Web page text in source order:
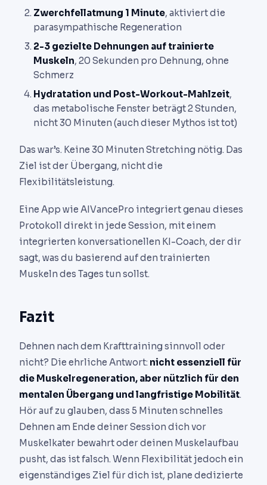
Zwerchfellatmung 1 Minute, aktiviert die
parasympathische Regeneration
2-3 gezielte Dehnungen auf trainierte
Muskeln, 20 Sekunden pro Dehnung, ohne
Schmerz
Hydratation und Post-Workout-Mahlzeit,
das metabolische Fenster beträgt 2 Stunden,
nicht 30 Minuten (auch dieser Mythos ist tot)
Das war’s. Keine 30 Minuten Stretching nötig. Das
Ziel ist der Übergang, nicht die
Flexibilitätsleistung.
Eine App wie AIVancePro integriert genau dieses
Protokoll direkt in jede Session, mit einem
integrierten konversationellen KI-Coach, der dir
sagt, was du basierend auf den trainierten
Muskeln des Tages tun sollst.
Fazit
Dehnen nach dem Krafttraining sinnvoll oder
nicht? Die ehrliche Antwort: nicht essenziell für
die Muskelregeneration, aber nützlich für den
mentalen Übergang und langfristige Mobilität.
Hör auf zu glauben, dass 5 Minuten schnelles
Dehnen am Ende deiner Session dich vor
Muskelkater bewahrt oder deinen Muskelaufbau
pusht, das ist falsch. Wenn Flexibilität jedoch ein
eigenständiges Ziel für dich ist, plane dedizierte